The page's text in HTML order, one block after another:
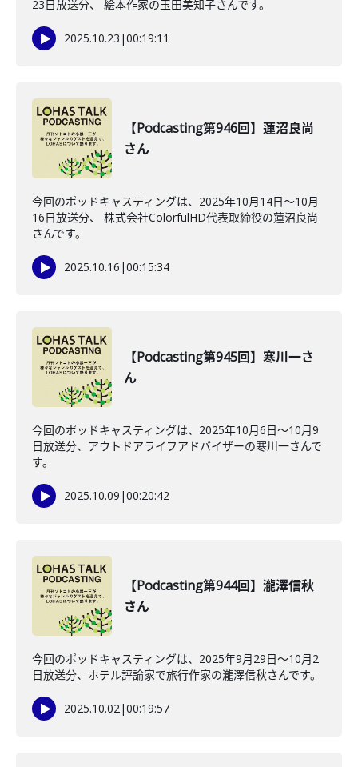
23日放送分、 絵本作家の玉田美知子さんです。
2025.10.23 |00:19:11
【Podcasting第946回】蓮沼良尚
さん
今回のポッドキャスティングは、2025年10月14日〜10月
16日放送分、 株式会社ColorfulHD代表取締役の蓮沼良尚
さんです。
2025.10.16 |00:15:34
【Podcasting第945回】寒川一さ
ん
今回のポッドキャスティングは、2025年10月6日〜10月9
日放送分、アウトドアライフアドバイザーの寒川一さんで
す。
2025.10.09 |00:20:42
【Podcasting第944回】瀧澤信秋
さん
今回のポッドキャスティングは、2025年9月29日〜10月2
日放送分、ホテル評論家で旅行作家の瀧澤信秋さんです。
2025.10.02|00:19:57